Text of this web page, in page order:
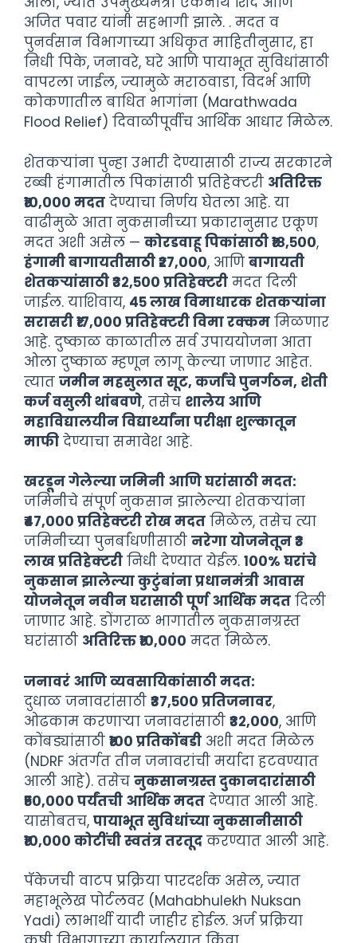
अजित पवार यांनी सहभागी झाले. . मदत व
पुनर्वसान विभागाच्या अधिकृत माहितीनुसार, हा
निधी पिके, जनावरे, घरे आणि पायाभूत सुविधांसाठी
वापरला जाईल, ज्यामुळे मराठवाडा, विदर्भ आणि
कोकणातील बाधित भागांना (Marathwada
Flood Relief) दिवाळीपूर्वीच आर्थिक आधार मिळेल.
शेतकऱ्यांना पुन्हा उभारी देण्यासाठी राज्य सरकारने
रब्बी हंगामातील पिकांसाठी प्रतिहेक्टरी अतिरिक्त
₹१०,००० मदत देण्याचा निर्णय घेतला आहे. या
वाढीमुळे आता नुकसानीच्या प्रकारानुसार एकूण
मदत अशी असेल — कोरडवाहू पिकांसाठी ₹१८,५००,
हंगामी बागायतीसाठी ₹२७,०००, आणि बागायती
शेतकऱ्यांसाठी ₹३२,५०० प्रतिहेक्टरी मदत दिली
जाईल. याशिवाय, ४५ लाख विमाधारक शेतकऱ्यांना
सरासरी ₹१७,००० प्रतिहेक्टरी विमा रक्कम मिळणार
आहे. दुष्काळ काळातील सर्व उपाययोजना आता
ओला दुष्काळ म्हणून लागू केल्या जाणार आहेत.
त्यात जमीन महसुलात सूट, कर्जांचे पुनर्गठन, शेती
कर्ज वसुली थांबवणे, तसेच शालेय आणि
महाविद्यालयीन विद्यार्थ्यांना परीक्षा शुल्कातून
माफी देण्याचा समावेश आहे.
खरडून गेलेल्या जमिनी आणि घरांसाठी मदत:
जमिनीचे संपूर्ण नुकसान झालेल्या शेतकऱ्यांना
₹४७,००० प्रतिहेक्टरी रोख मदत मिळेल, तसेच त्या
जमिनीच्या पुनर्बांधणीसाठी नरेगा योजनेतून ₹३
लाख प्रतिहेक्टरी निधी देण्यात येईल. १००% घरांचे
नुकसान झालेल्या कुटुंबांना प्रधानमंत्री आवास
योजनेतून नवीन घरासाठी पूर्ण आर्थिक मदत दिली
जाणार आहे. डोंगराळ भागातील नुकसानग्रस्त
घरांसाठी अतिरिक्त ₹१०,००० मदत मिळेल.
जनावरं आणि व्यवसायिकांसाठी मदत:
दुधाळ जनावरांसाठी ₹३७,५०० प्रतिजनावर,
ओढकाम करणाऱ्या जनावरांसाठी ₹३२,०००, आणि
कोंबड्यांसाठी ₹१०० प्रतिकोंबडी अशी मदत मिळेल
(NDRF अंतर्गत तीन जनावरांची मर्यादा हटवण्यात
आली आहे). तसेच नुकसानग्रस्त दुकानदारांसाठी
₹५०,००० पर्यंतची आर्थिक मदत देण्यात आली आहे.
यासोबतच, पायाभूत सुविधांच्या नुकसानीसाठी
₹१०,००० कोटींची स्वतंत्र तरतूद करण्यात आली आहे.
पॅकेजची वाटप प्रक्रिया पारदर्शक असेल, ज्यात
महाभूलेख पोर्टलवर (Mahabhulekh Nuksan
Yadi) लाभार्थी यादी जाहीर होईल. अर्ज प्रक्रिया